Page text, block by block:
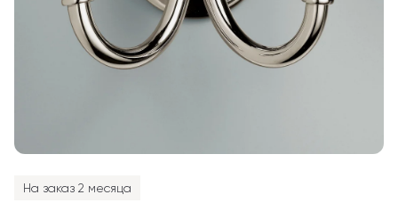
На заказ 2 месяца